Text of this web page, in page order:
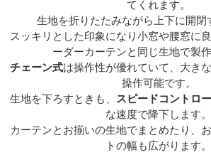
てくれます。
生地を折りたたみながら上下に開閉
スッキリとした印象になり小窓や腰窓に
ーダーカーテンと同じ生地で製作
チェーン式は操作性が優れていて、大き
操作可能です。
生地を下ろすときも、
スピードコントロ
な速度で降下します。
カーテンとお揃いの生地でまとめたり、
トの幅も広がります。